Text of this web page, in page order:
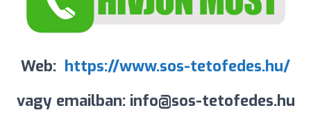
Web: https://www.sos-tetofedes.hu/
vagy emailban: info@sos-tetofedes.hu